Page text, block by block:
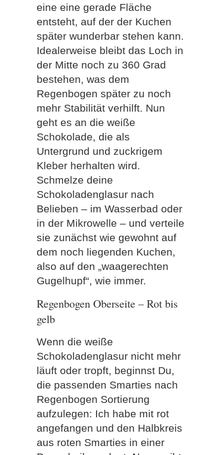
eine eine gerade Fläche
entsteht, auf der der Kuchen
später wunderbar stehen kann.
Idealerweise bleibt das Loch in
der Mitte noch zu 360 Grad
bestehen, was dem
Regenbogen später zu noch
mehr Stabilität verhilft. Nun
geht es an die weiße
Schokolade, die als
Untergrund und zuckrigem
Kleber herhalten wird.
Schmelze deine
Schokoladenglasur nach
Belieben – im Wasserbad oder
in der Mikrowelle – und verteile
sie zunächst wie gewohnt auf
dem noch liegenden Kuchen,
also auf den „waagerechten
Gugelhupf“, wie immer.
Regenbogen Oberseite – Rot bis
gelb
Wenn die weiße
Schokoladenglasur nicht mehr
läuft oder tropft, beginnst Du,
die passenden Smarties nach
Regenbogen Sortierung
aufzulegen: Ich habe mit rot
angefangen und den Halbkreis
aus roten Smarties in einer